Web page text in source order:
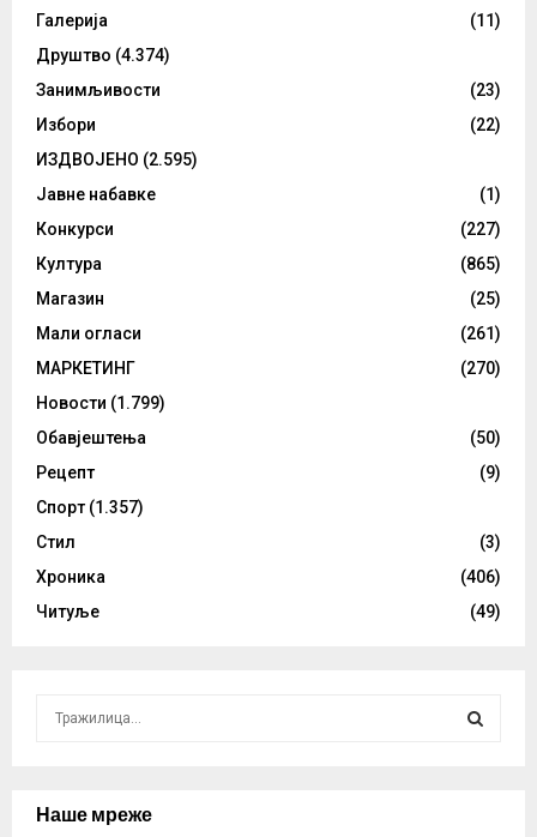
Галерија
(11)
Друштво (4.374)
Занимљивости
(23)
Избори
(22)
ИЗДВОЈЕНО (2.595)
Јавне набавке
(1)
Конкурси
(227)
Култура
(865)
Магазин
(25)
Мали огласи
(261)
МАРКЕТИНГ
(270)
Новости (1.799)
Обавјештења
(50)
Рецепт
(9)
Спорт (1.357)
Стил
(3)
Хроника
(406)
Читуље
(49)
cНаше мреже